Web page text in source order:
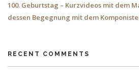
100. Geburtstag – Kurzvideos mit dem
dessen Begegnung mit dem
RECENT COMMENTS